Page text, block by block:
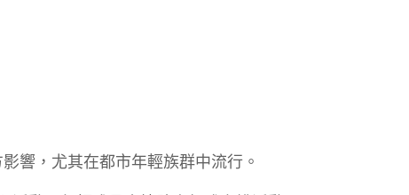
響，尤其在都市年輕族群中流行。